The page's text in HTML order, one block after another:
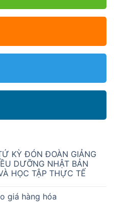
KỲ ĐÓN ĐOÀN GIẢNG
DƯỠNG NHẬT BẢN
HỌC TẬP THỰC TẾ
giá hàng hóa